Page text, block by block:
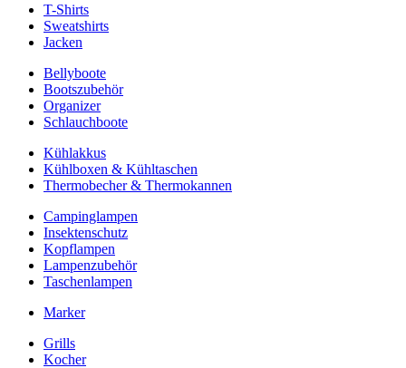
T-Shirts
Sweatshirts
Jacken
Bellyboote
Bootszubehör
Organizer
Schlauchboote
Kühlakkus
Kühlboxen & Kühltaschen
Thermobecher & Thermokannen
Campinglampen
Insektenschutz
Kopflampen
Lampenzubehör
Taschenlampen
Marker
Grills
Kocher